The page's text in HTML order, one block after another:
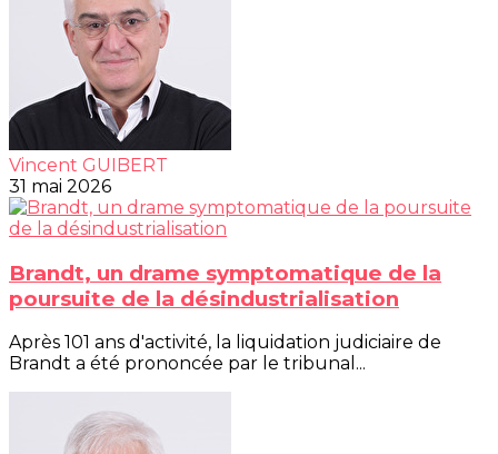
Vincent GUIBERT
31 mai 2026
Brandt, un drame symptomatique de la
poursuite de la désindustrialisation
Après 101 ans d'activité, la liquidation judiciaire de
Brandt a été prononcée par le tribunal...